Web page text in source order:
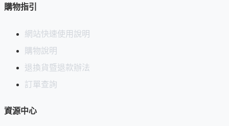
購物指引
網站快速使用說明
購物說明
退換貨暨退款辦法
訂單查詢
資源中心